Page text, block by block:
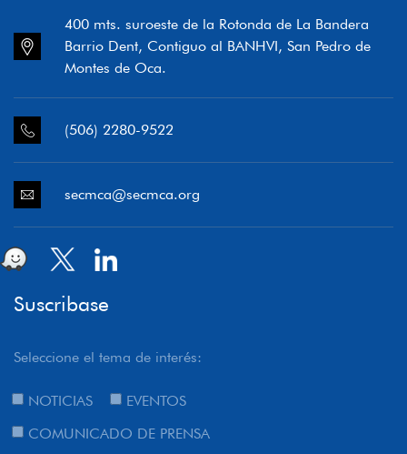
400 mts. suroeste de la Rotonda de La Bandera
Barrio Dent, Contiguo al BANHVI, San Pedro de
Montes de Oca.
(506) 2280-9522
secmca@secmca.org
Suscribase
Seleccione el tema de interés:
NOTICIAS
EVENTOS
COMUNICADO DE PRENSA